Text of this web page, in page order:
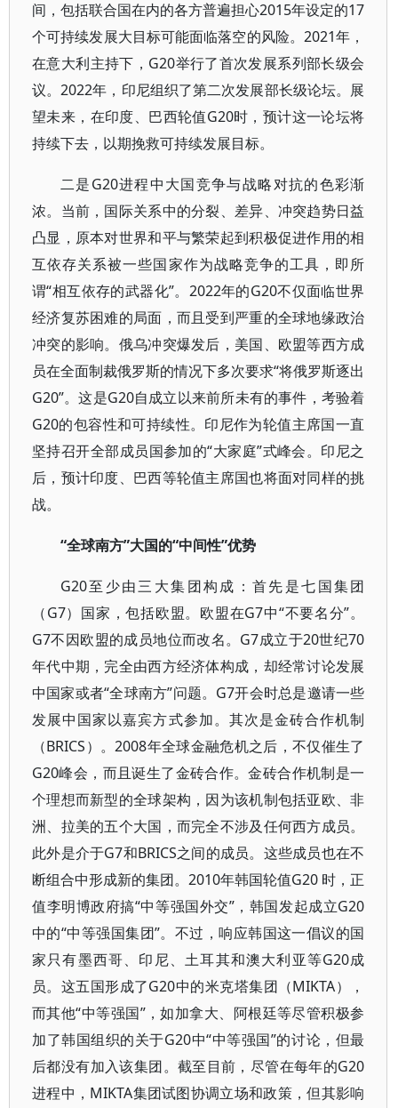
间，包括联合国在内的各方普遍担心2015年设定的17
个可持续发展大目标可能面临落空的风险。2021年，
在意大利主持下，G20举行了首次发展系列部长级会
议。2022年，印尼组织了第二次发展部长级论坛。展
望未来，在印度、巴西轮值G20时，预计这一论坛将
持续下去，以期挽救可持续发展目标。
二是G20进程中大国竞争与战略对抗的色彩渐
浓。当前，国际关系中的分裂、差异、冲突趋势日益
凸显，原本对世界和平与繁荣起到积极促进作用的相
互依存关系被一些国家作为战略竞争的工具，即所
谓“相互依存的武器化”。2022年的G20不仅面临世界
经济复苏困难的局面，而且受到严重的全球地缘政治
冲突的影响。俄乌冲突爆发后，美国、欧盟等西方成
员在全面制裁俄罗斯的情况下多次要求“将俄罗斯逐出
G20”。这是G20自成立以来前所未有的事件，考验着
G20的包容性和可持续性。印尼作为轮值主席国一直
坚持召开全部成员国参加的“大家庭”式峰会。印尼之
后，预计印度、巴西等轮值主席国也将面对同样的挑
战。
“全球南方”大国的“中间性”优势
G20至少由三大集团构成：首先是七国集团
（G7）国家，包括欧盟。欧盟在G7中“不要名分”。
G7不因欧盟的成员地位而改名。G7成立于20世纪70
年代中期，完全由西方经济体构成，却经常讨论发展
中国家或者“全球南方”问题。G7开会时总是邀请一些
发展中国家以嘉宾方式参加。其次是金砖合作机制
（BRICS）。2008年全球金融危机之后，不仅催生了
G20峰会，而且诞生了金砖合作。金砖合作机制是一
个理想而新型的全球架构，因为该机制包括亚欧、非
洲、拉美的五个大国，而完全不涉及任何西方成员。
此外是介于G7和BRICS之间的成员。这些成员也在不
断组合中形成新的集团。2010年韩国轮值G20 时，正
值李明博政府搞“中等强国外交”，韩国发起成立G20
中的“中等强国集团”。不过，响应韩国这一倡议的国
家只有墨西哥、印尼、土耳其和澳大利亚等G20成
员。这五国形成了G20中的米克塔集团（MIKTA），
而其他“中等强国”，如加拿大、阿根廷等尽管积极参
加了韩国组织的关于G20中“中等强国”的讨论，但最
后都没有加入该集团。截至目前，尽管在每年的G20
进程中，MIKTA集团试图协调立场和政策，但其影响